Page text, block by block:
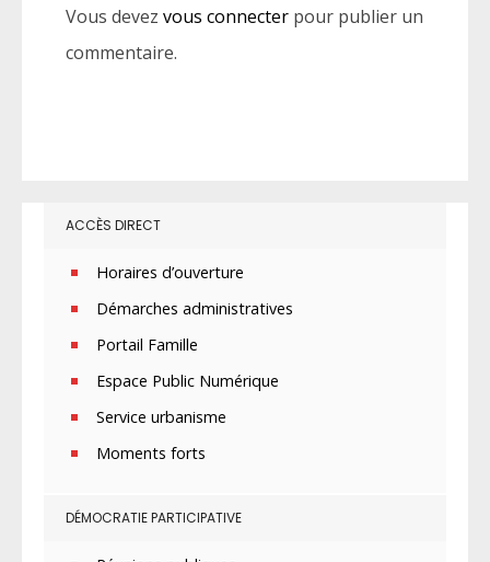
Vous devez vous connecter pour publier un
commentaire.
ACCÈS DIRECT
Horaires d’ouverture
Démarches administratives
Portail Famille
Espace Public Numérique
Service urbanisme
Moments forts
DÉMOCRATIE PARTICIPATIVE